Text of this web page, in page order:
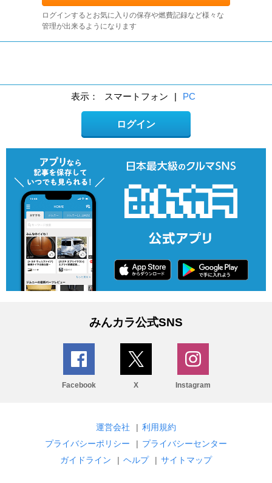
ログインするとお気に入りの保存や燃費記録など様々な
管理が出来るようになります
表示： スマートフォン | PC
ログイン
みんカラ公式SNS
Facebook X Instagram
運営会社 | 利用規約
プライバシーポリシー
| プライバシーセンター
ガイドライン
| ヘルプ | サイトマップ